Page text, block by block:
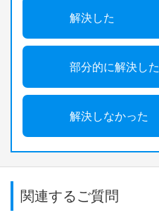
解決した
部分的に解決した
解決しなかった
関連するご質問